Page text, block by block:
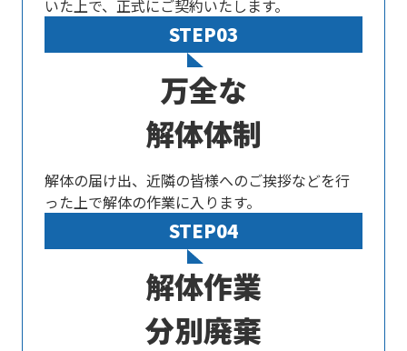
いた上で、正式にご契約いたします。
STEP03
万全な
解体体制
解体の届け出、近隣の皆様へのご挨拶などを行
った上で解体の作業に入ります。
STEP04
解体作業
分別廃棄